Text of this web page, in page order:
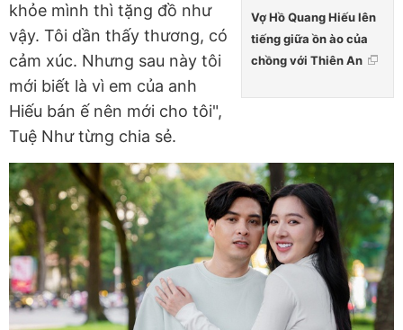
Vợ Hồ Quang Hiếu lên
tiếng giữa ồn ào của
chồng với Thiên An
khỏe mình thì tặng đồ như
vậy. Tôi dần thấy thương, có
cảm xúc. Nhưng sau này tôi
mới biết là vì em của anh
Hiếu bán ế nên mới cho tôi",
Tuệ Như từng chia sẻ.